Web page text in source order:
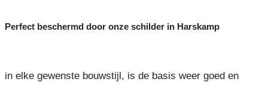
Perfect beschermd door onze schilder in Harskamp
in elke gewenste bouwstijl, is de basis weer goed en